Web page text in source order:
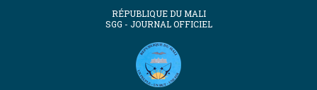
RÉPUBLIQUE DU MALI
SGG - JOURNAL OFFICIEL